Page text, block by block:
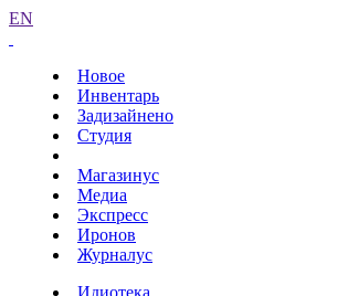
EN
Новое
Инвентарь
Задизайнено
Студия
Магазинус
Медиа
Экспресс
Иронов
Журналус
Идиотека